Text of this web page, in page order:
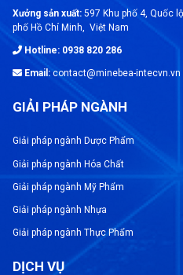
Xưởng sản xuất:597 Khu phố 4, Quốc
phố Hồ Chí Minh, Việt Nam
Hotline: 0938 820 286
Email:contact@minebea-intecvn.vn
GIẢI PHÁP NGÀNH
Giải pháp ngành Dược Phẩm
Giải pháp ngành Hóa Chất
Giải pháp ngành Mỹ Phẩm
Giải pháp ngành Nhựa
Giải pháp ngành Thực Phẩm
DỊCH VỤ